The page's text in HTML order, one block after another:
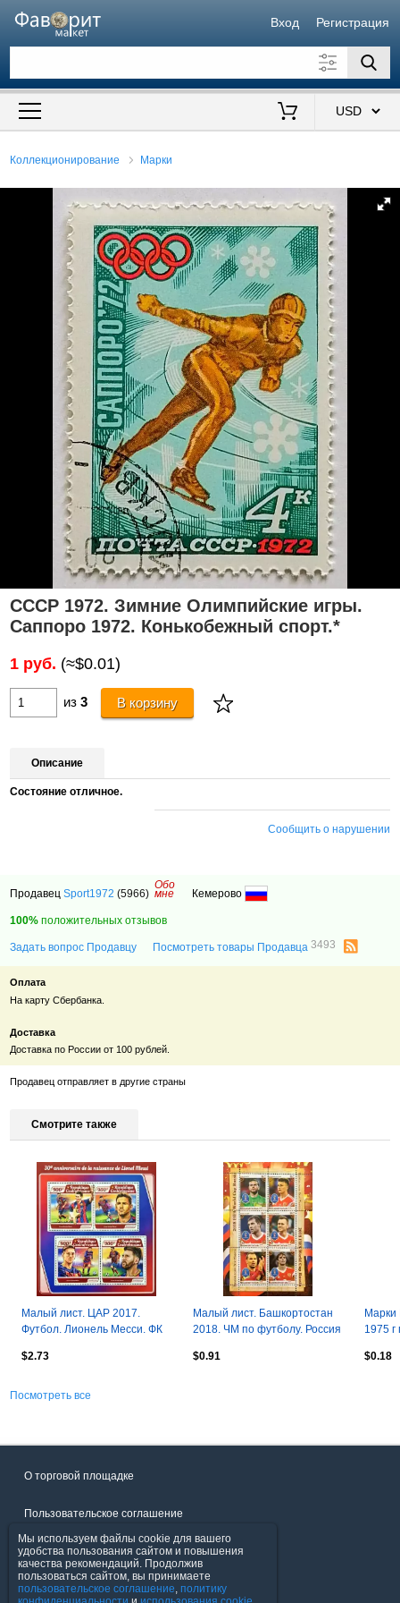
Вход Регистрация
Искать также в описании
Коллекционирование Марки
СССР 1972. Зимние Олимпийские игры.
Саппоро 1972. Конькобежный спорт.*
1 руб. (≈$0.01)
из 3 В корзину
Описание
Состояние отличное.
Сообщить о нарушении
ПродавецSport1972 (5966)
Обо
мне Кемерово
100% положительных отзывов
Задать вопрос Продавцу Посмотреть товары Продавца3493
Оплата
На карту Сбербанка.
Доставка
Доставка по России от 100 рублей.
Продавец отправляет в другие страны
Смотрите также
Малый лист. ЦАР 2017.
Футбол. Лионель Месси. ФК
$2.73
Малый лист. Башкортостан
2018. ЧМ по футболу. Россия
$0.91
1975 г
$0.18
Посмотреть все
О торговой площадке
Пользовательское соглашение
Политика конфиденциальности
Продавцы
Мы используем файлы cookie для вашего
удобства пользования сайтом и повышения
качества рекомендаций. Продолжив
пользоваться сайтом, вы принимаете
пользовательское соглашение, политику